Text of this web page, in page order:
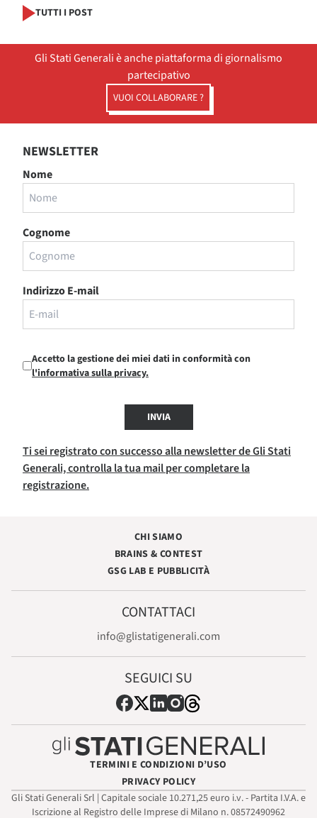
TUTTI I POST
Gli Stati Generali è anche piattaforma di giornalismo
partecipativo
VUOI COLLABORARE ?
NEWSLETTER
Nome
Cognome
Indirizzo E-mail
Accetto la gestione dei miei dati in conformità con
l'informativa sulla privacy.
INVIA
Ti sei registrato con successo alla newsletter de Gli Stati
Generali, controlla la tua mail per completare la
registrazione.
CHI SIAMO
BRAINS & CONTEST
GSG LAB E PUBBLICITÀ
CONTATTACI
info@glistatigenerali.com
SEGUICI SU
TERMINI E CONDIZIONI D’USO
PRIVACY POLICY
Gli Stati Generali Srl | Capitale sociale 10.271,25 euro i.v. - Partita I.V.A. e
Iscrizione al Registro delle Imprese di Milano n. 08572490962